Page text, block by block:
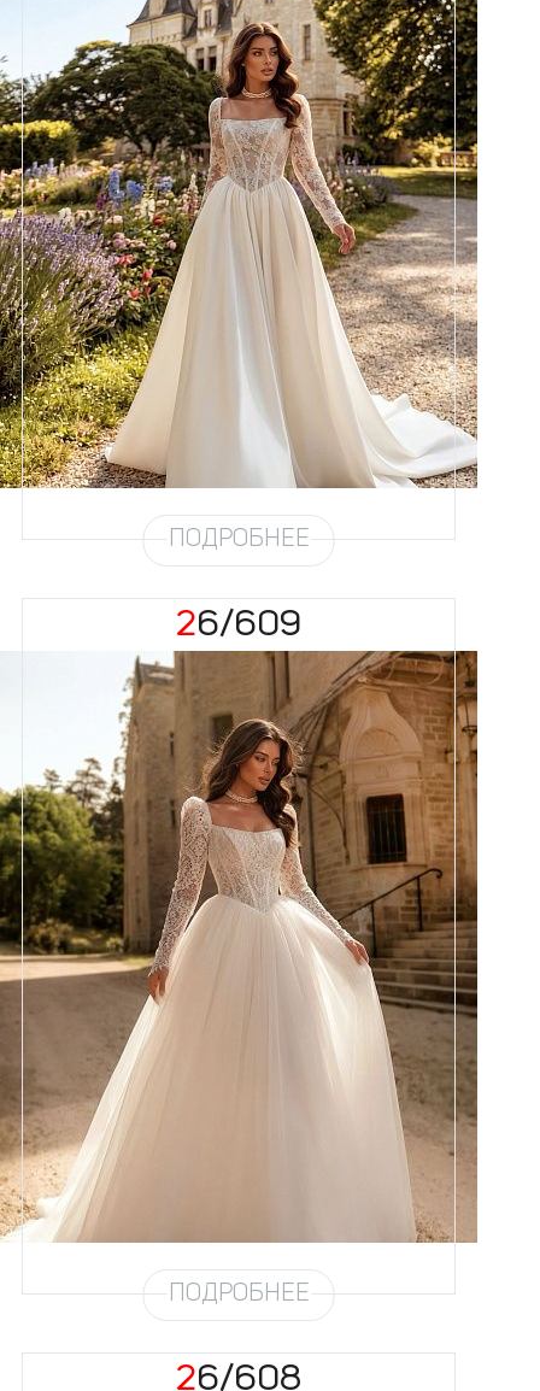
Размеры
42, 44, 46, 48, 50, 52, 54, 56,
58
Цвет
Силуэт
Юбка
Атлас облегченный (4,5
Шлейф
ПОДРОБНЕЕ
26/609
Размеры
42, 44, 46, 48, 50, 52, 54, 56,
Цвет
Силуэт
Юбка
Шлейф
ПОДРОБНЕЕ
26/608